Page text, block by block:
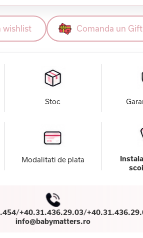
wishlist Comanda un
Stoc
Modalitati de plata
/+40.31.436.29.03/
info@babymatters.ro